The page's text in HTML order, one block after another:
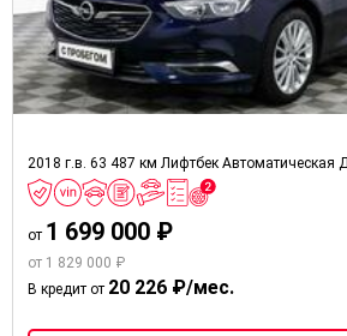
2018 г.в. 63 487 км Лифтбек Автоматическая
от 1 699 000 ₽
от 1 829 000 ₽
В кредит от 20 226 ₽/мес.